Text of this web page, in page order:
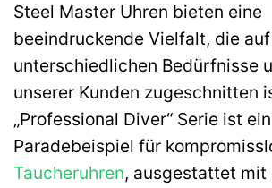
Steel Master Uhren bieten eine
beeindruckende Vielfalt, die
unterschiedlichen Bedürfnisse
unserer Kunden zugeschnitten
„Professional Diver“ Serie ist ein
Paradebeispiel für
Taucheruhren, ausgestattet mit